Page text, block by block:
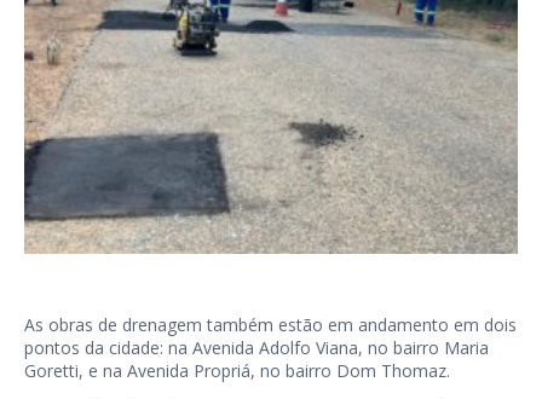
As obras de drenagem também estão em andamento em dois
pontos da cidade: na Avenida Adolfo Viana, no bairro Maria
Goretti, e na Avenida Propriá, no bairro Dom Thomaz.